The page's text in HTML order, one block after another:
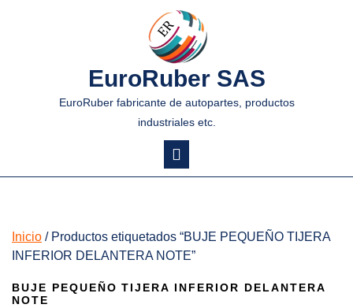
EuroRuber SAS
EuroRuber fabricante de autopartes, productos
industriales etc.
Inicio / Productos etiquetados “BUJE PEQUEÑO TIJERA
INFERIOR DELANTERA NOTE”
BUJE PEQUEÑO TIJERA INFERIOR DELANTERA
NOTE